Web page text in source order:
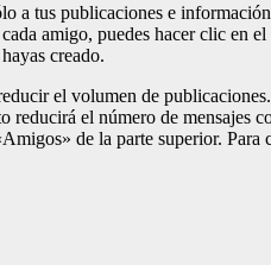
a tus publicaciones e
amigo, puedes hacer clic en
creado.
el volumen de
el número de mensajes
de la parte superior.